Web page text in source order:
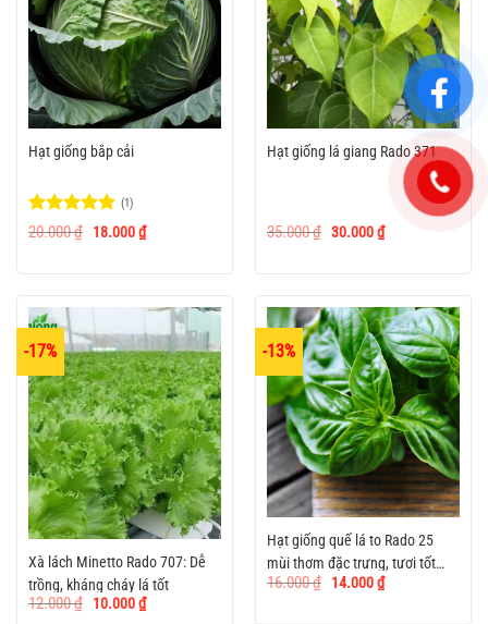
Hạt giống bắp cải
Được xếp
55
(1)
20.000₫
Giá
gốc
18.000₫Giá
hiện
Hạt giống lá giang Rado 371
35.000₫ Giá
gốc
30.000₫Giá
hiện
-17%
Xà lách Minetto Rado 707: Dễ
trồng, kháng cháy lá tốt
12.000₫
Giá
gốc
10.000₫Giá
hiện
-13%
Hạt giống quế lá to Rado 25
mùi thơm đặc trưng, tươi tốt
quanh năm
16.000₫
Giá
gốc
14.000₫Giá
hiện